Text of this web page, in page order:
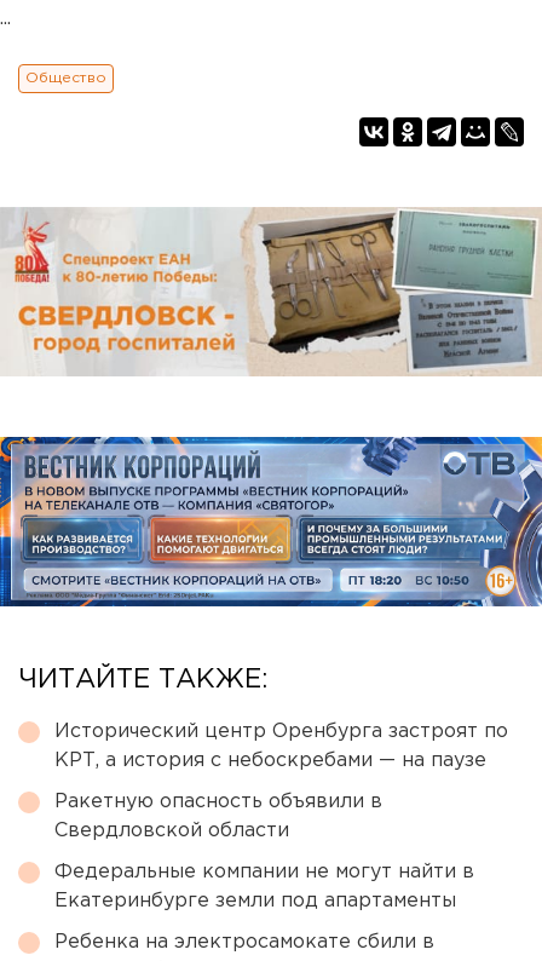
...
Общество
ЧИТАЙТЕ ТАКЖЕ:
Исторический центр Оренбурга застроят по
КРТ, а история с небоскребами — на паузе
Ракетную опасность объявили в
Свердловской области
Федеральные компании не могут найти в
Екатеринбурге земли под апартаменты
Ребенка на электросамокате сбили в